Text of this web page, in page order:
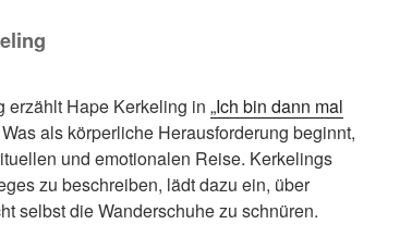
erzählt Hape Kerkeling in „Ich bin dann mal
als körperliche Herausforderung beginnt,
und emotionalen Reise. Kerkelings
zu beschreiben, lädt dazu ein, über
selbst die Wanderschuhe zu schnüren.